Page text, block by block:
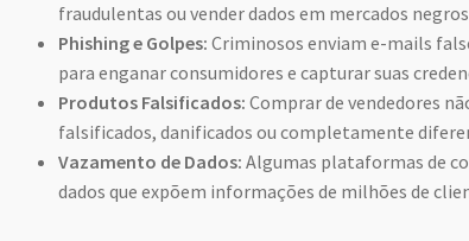
fraudulentas ou vender dados em mercados
Phishing e Golpes: Criminosos enviam e-mails
para enganar consumidores e capturar suas
Produtos Falsificados: Comprar de vendedores
falsificados, danificados ou completamente
Vazamento de Dados: Algumas plataformas de
dados que expõem informações de milhões de